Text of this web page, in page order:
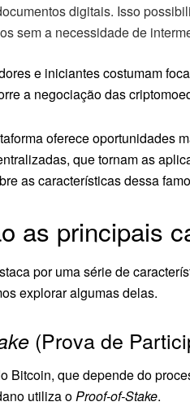
digitais. Isso
sem a necessidade de
e iniciantes costumam
a negociação das
oferece oportunidades
que tornam as
as características dessa
as principais
por uma série de
explorar algumas delas.
(Prova de
Bitcoin, que depende do
utiliza oProof-of-Stake.